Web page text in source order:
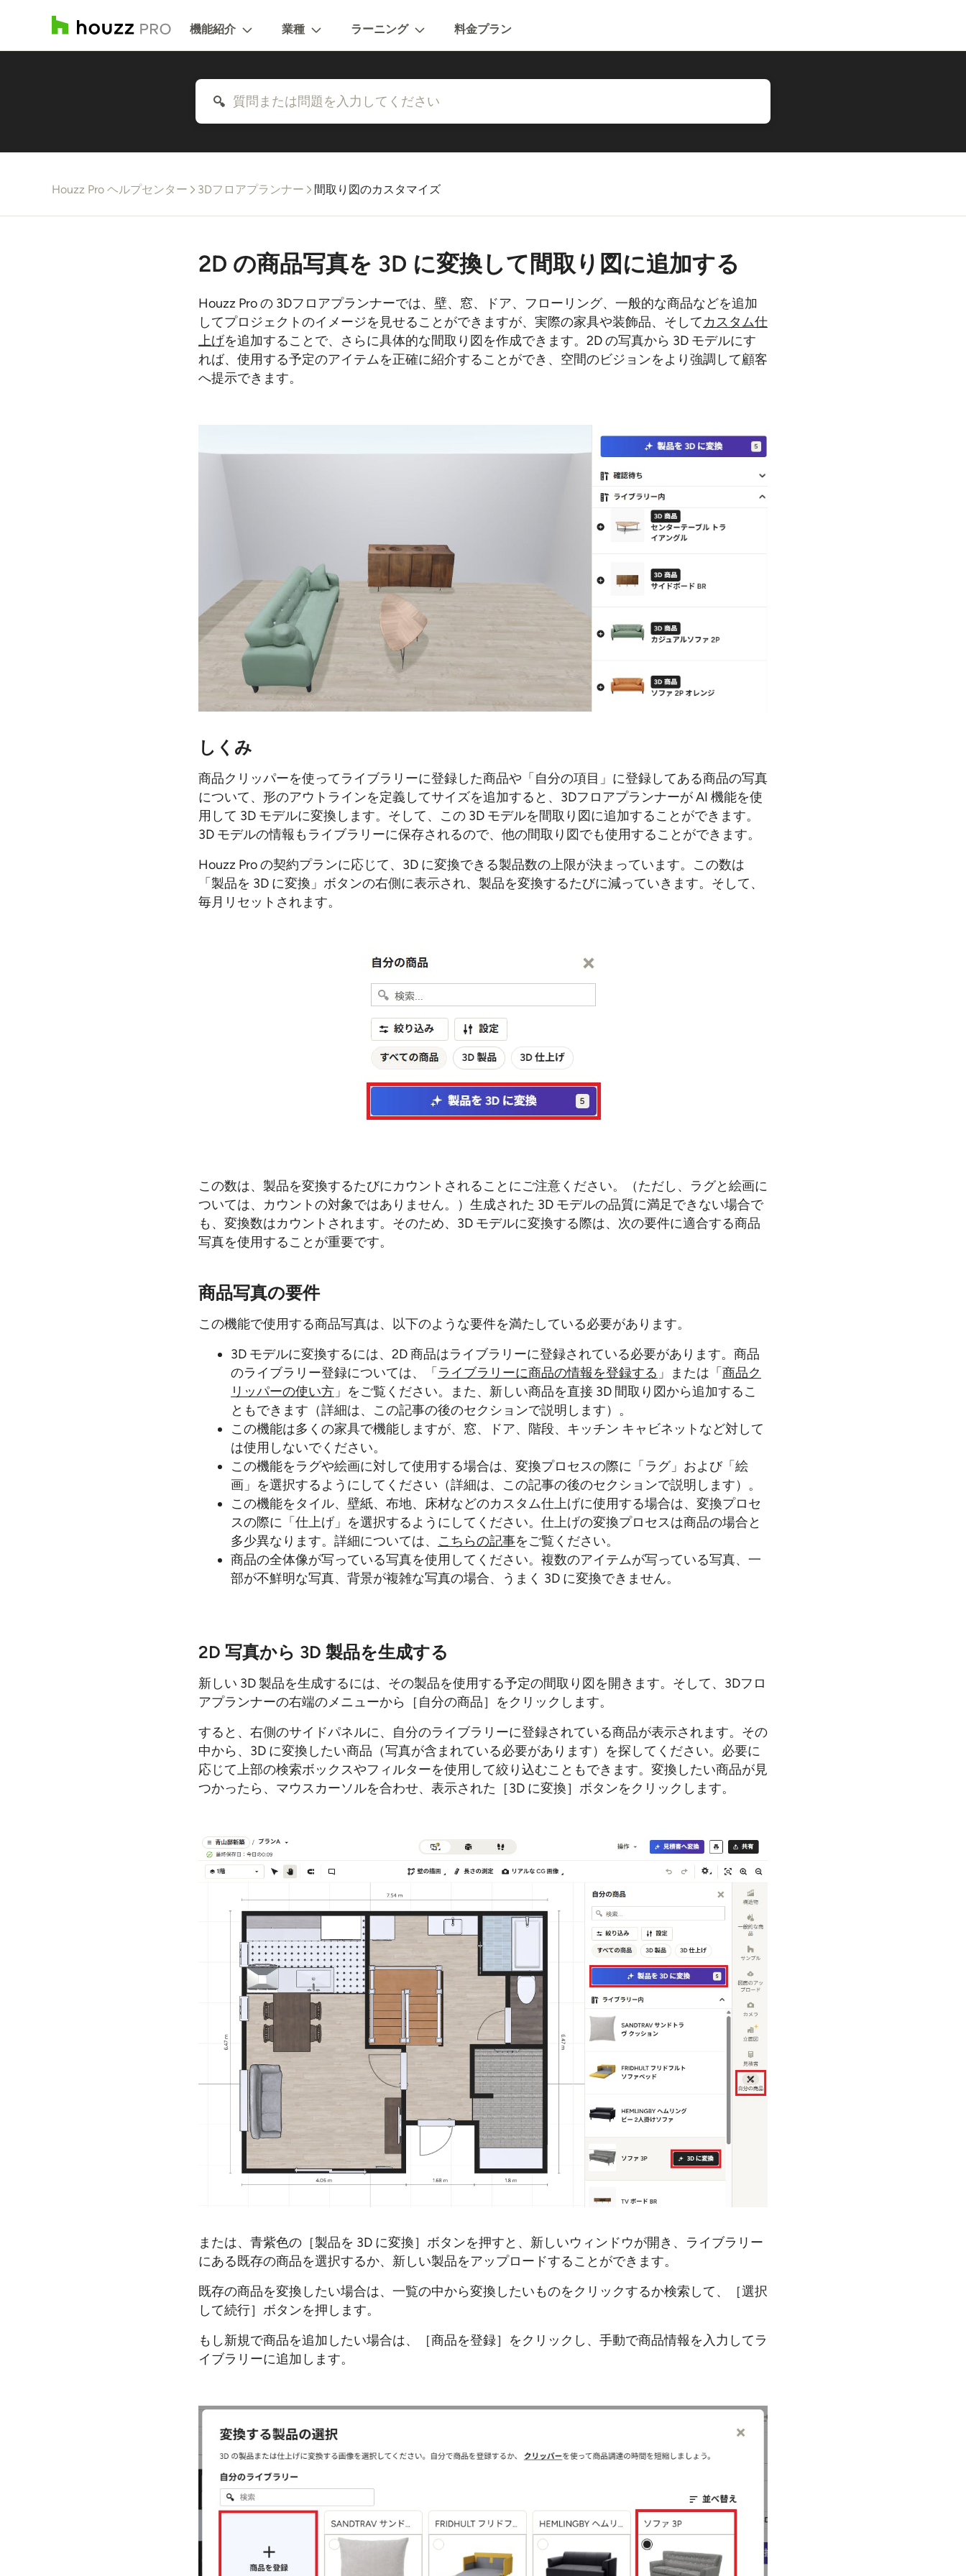
機能紹介 業種 ラーニング 料金プラン
Houzz Pro ヘルプセンター 3Dフロアプランナー 間取り図のカスタマイズ
2D の商品写真を 3D に変換して間取り図に追加する
Houzz Pro の 3Dフロアプランナーでは、壁、窓、ドア、フローリング、一般的な商品などを追加
してプロジェクトのイメージを見せることができますが、実際の家具や装飾品、そしてカスタム仕
上げを追加することで、さらに具体的な間取り図を作成できます。2D の写真から 3D モデルにす
れば、使用する予定のアイテムを正確に紹介することができ、空間のビジョンをより強調して顧客
へ提示できます。
しくみ
商品クリッパーを使ってライブラリーに登録した商品や「自分の項目」に登録してある商品の写真
について、形のアウトラインを定義してサイズを追加すると、3Dフロアプランナーが AI 機能を使
用して 3D モデルに変換します。そして、この 3D モデルを間取り図に追加することができます。
3D モデルの情報もライブラリーに保存されるので、他の間取り図でも使用することができます。
Houzz Pro の契約プランに応じて、3D に変換できる製品数の上限が決まっています。この数は
「製品を 3D に変換」ボタンの右側に表示され、製品を変換するたびに減っていきます。そして、
毎月リセットされます。
この数は、製品を変換するたびにカウントされることにご注意ください。（ただし、ラグと絵画に
ついては、カウントの対象ではありません。）生成された 3D モデルの品質に満足できない場合で
も、変換数はカウントされます。そのため、3D モデルに変換する際は、次の要件に適合する商品
写真を使用することが重要です。
商品写真の要件
この機能で使用する商品写真は、以下のような要件を満たしている必要があります。
3D モデルに変換するには、2D 商品はライブラリーに登録されている必要があります。商品
のライブラリー登録については、「ライブラリーに商品の情報を登録する 」または「商品ク
リッパーの使い方 」をご覧ください。また、新しい商品を直接 3D 間取り図から追加するこ
ともできます（詳細は、この記事の後のセクションで説明します）。
この機能は多くの家具で機能しますが、窓、ドア、階段、キッチン キャビネットなど対して
は使用しないでください。
この機能をラグや絵画に対して使用する場合は、変換プロセスの際に「ラグ」および「絵
画」を選択するようにしてください（詳細は、この記事の後のセクションで説明します）。
この機能をタイル、壁紙、布地、床材などのカスタム仕上げに使用する場合は、変換プロセ
スの際に「仕上げ」を選択するようにしてください。仕上げの変換プロセスは商品の場合と
多少異なります。詳細については、 こちらの記事をご覧ください。
商品の全体像が写っている写真を使用してください。複数のアイテムが写っている写真、一
部が不鮮明な写真、背景が複雑な写真の場合、うまく 3D に変換できません。
2D 写真から 3D 製品を生成する
新しい 3D 製品を生成するには、その製品を使用する予定の間取り図を開きます。そして、3Dフロ
アプランナーの右端のメニューから［自分の商品］をクリックします。
すると、右側のサイドパネルに、自分のライブラリーに登録されている商品が表示されます。その
中から、3D に変換したい商品（写真が含まれている必要があります）を探してください。必要に
応じて上部の検索ボックスやフィルターを使用して絞り込むこともできます。変換したい商品が見
つかったら、マウスカーソルを合わせ、表示された［3D に変換］ボタンをクリックします。
または、青紫色の［製品を 3D に変換］ボタンを押すと、新しいウィンドウが開き、ライブラリー
にある既存の商品を選択するか、新しい製品をアップロードすることができます。
既存の商品を変換したい場合は、一覧の中から変換したいものをクリックするか検索して、［選択
して続行］ボタンを押します。
もし新規で商品を追加したい場合は、［商品を登録］をクリックし、手動で商品情報を入力してラ
イブラリーに追加します。